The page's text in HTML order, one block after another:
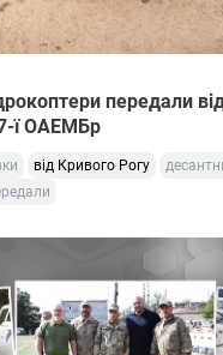
передали
ї ОАЕМБр
від Кривого Рогу